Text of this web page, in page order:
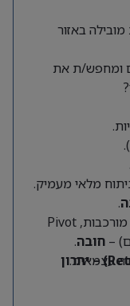
באזור
ומחפש/ת את
מלאי מעמיק.
.
שליטה גבוהה מאוד ב-Excel (נוסחאות מורכבות, Pivot
חובה.
עצמאית.
ניסיון קודם בעולם הקמעונאות (Retail) – יתרון